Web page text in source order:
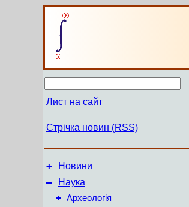
Лист на сайт
Стрічка новин (RSS)
+ Новини
–
Наука
+ Археологія